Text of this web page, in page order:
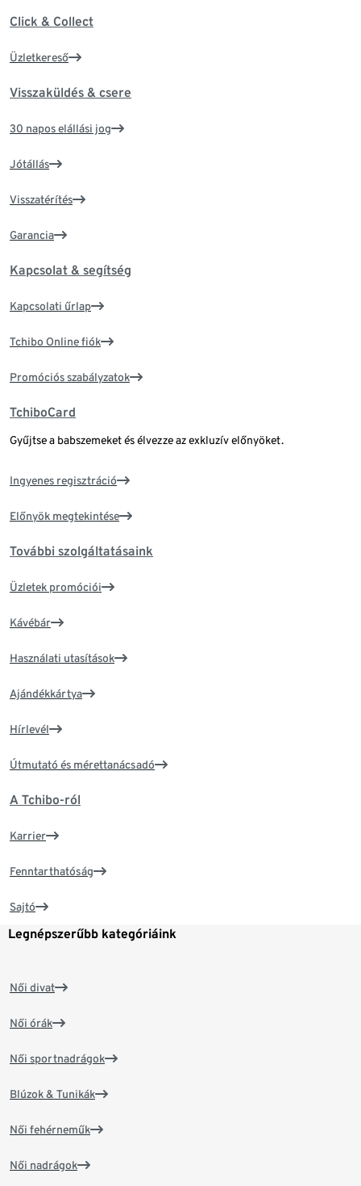
Click & Collect
Üzletkereső
Visszaküldés & csere
30 napos elállási jog
Jótállás
Visszatérítés
Garancia
Kapcsolat & segítség
Kapcsolati űrlap
Tchibo Online fiók
Promóciós szabályzatok
TchiboCard
Gyűjtse a babszemeket és élvezze az exkluzív előnyöket.
Ingyenes regisztráció
Előnyök megtekintése
További szolgáltatásaink
Üzletek promóciói
Kávébár
Használati utasítások
Ajándékkártya
Hírlevél
Útmutató és mérettanácsadó
A Tchibo-ról
Karrier
Fenntarthatóság
Sajtó
Legnépszerűbb kategóriáink
Női divat
Női órák
Női sportnadrágok
Blúzok & Tunikák
Női fehérneműk
Női nadrágok